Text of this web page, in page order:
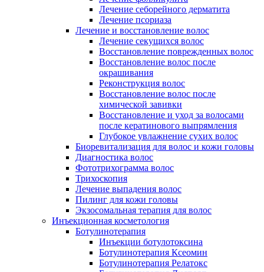
Лечение себорейного дерматита
Лечение псориаза
Лечение и восстановление волос
Лечение секущихся волос
Восстановление поврежденных волос
Восстановление волос после
окрашивания
Реконструкция волос
Восстановление волос после
химической завивки
Восстановление и уход за волосами
после кератинового выпрямления
Глубокое увлажнение сухих волос
Биоревитализация для волос и кожи головы
Диагностика волос
Фототрихограмма волос
Трихоскопия
Лечение выпадения волос
Пилинг для кожи головы
Экзосомальная терапия для волос
Инъекционная косметология
Ботулинотерапия
Инъекции ботулотоксина
Ботулинотерапия Ксеомин
Ботулинотерапия Релатокс